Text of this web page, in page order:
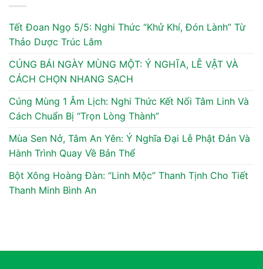
Tết Đoan Ngọ 5/5: Nghi Thức “Khử Khí, Đón Lành” Từ
Thảo Dược Trúc Lâm
CÚNG BÁI NGÀY MÙNG MỘT: Ý NGHĨA, LỄ VẬT VÀ
CÁCH CHỌN NHANG SẠCH
Cúng Mùng 1 Âm Lịch: Nghi Thức Kết Nối Tâm Linh Và
Cách Chuẩn Bị “Trọn Lòng Thành”
Mùa Sen Nở, Tâm An Yên: Ý Nghĩa Đại Lễ Phật Đản Và
Hành Trình Quay Về Bản Thể
Bột Xông Hoàng Đàn: “Linh Mộc” Thanh Tịnh Cho Tiết
Thanh Minh Bình An